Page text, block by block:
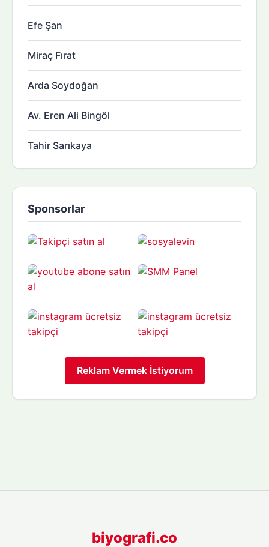
Efe Şan
Miraç Fırat
Arda Soydoğan
Av. Eren Ali Bingöl
Tahir Sarıkaya
Sponsorlar
Reklam Vermek İstiyorum
biyografi.co